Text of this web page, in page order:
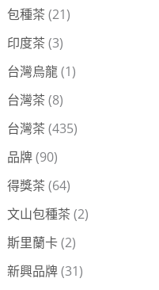
包種茶 (21)
印度茶 (3)
台灣烏龍(1)
台灣茶 (8)
台灣茶 (435)
品牌(90)
得獎茶 (64)
文山包種茶 (2)
斯里蘭卡(2)
新興品牌(31)